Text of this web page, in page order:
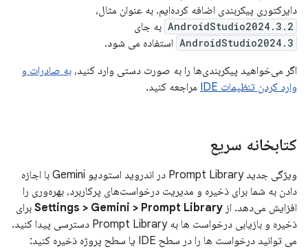
دایرکتوری پیکربندی اضافه کرده‌ایم. به عنوان مثال،
AndroidStudio2024.3.2 به جای
AndroidStudio2024.3 استفاده می شود.
اگر می‌خواهید پیکربندی‌ها را به صورت دستی وارد کنید، به صادرات و
وارد کردن تنظیمات IDE
مراجعه کنید.
کتابخانه سریع
ویژگی جدید Prompt Library در اندروید استودیو Gemini با اجازه
دادن به شما برای ذخیره و مدیریت درخواست‌های پرکاربرد، بهره‌وری را
افزایش می‌دهد. از Settings > Gemini > Prompt Library برای
ذخیره و بازیابی درخواست ها به Prompt Library دسترسی پیدا کنید.
می توانید درخواست ها را در سطح IDE یا سطح پروژه ذخیره کنید: